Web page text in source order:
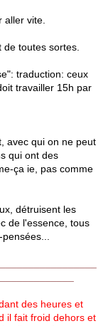
aller vite.
toutes sortes.
traduction: ceux
travailler 15h par
avec qui on ne peut
qui ont des
ça ie, pas comme
détruisent les
de l'essence, tous
des heures et
il fait froid dehors et